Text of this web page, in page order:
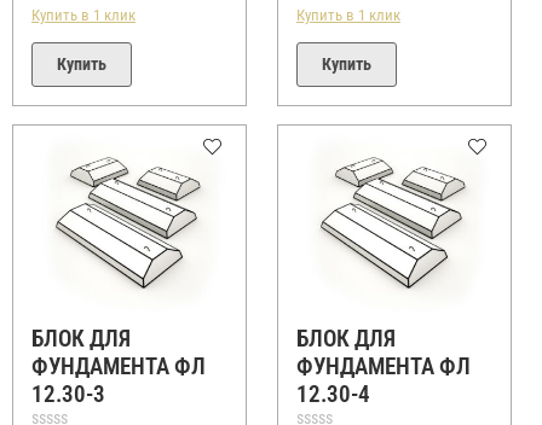
Купить в 1 клик
Купить
Купить в 1 клик
Купить
БЛОК ДЛЯ
ФУНДАМЕНТА ФЛ
12.30-3
БЛОК ДЛЯ
ФУНДАМЕНТА ФЛ
12.30-4